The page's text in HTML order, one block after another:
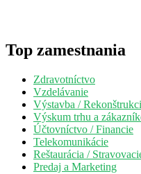
Top zamestnania
Zdravotníctvo
Vzdelávanie
Výstavba /
Výskum trhu a
Účtovníctvo / Financie
Telekomunikácie
Reštaurácia /
Predaj a Marketing